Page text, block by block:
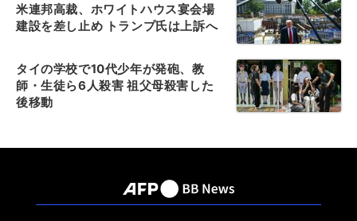
米連邦高裁、ホワイトハウス宴会場
建設を差し止め トランプ氏は上訴へ
タイの学校で10代少年が発砲、教
師・生徒ら6人殺害 祖父母殺害した
後移動